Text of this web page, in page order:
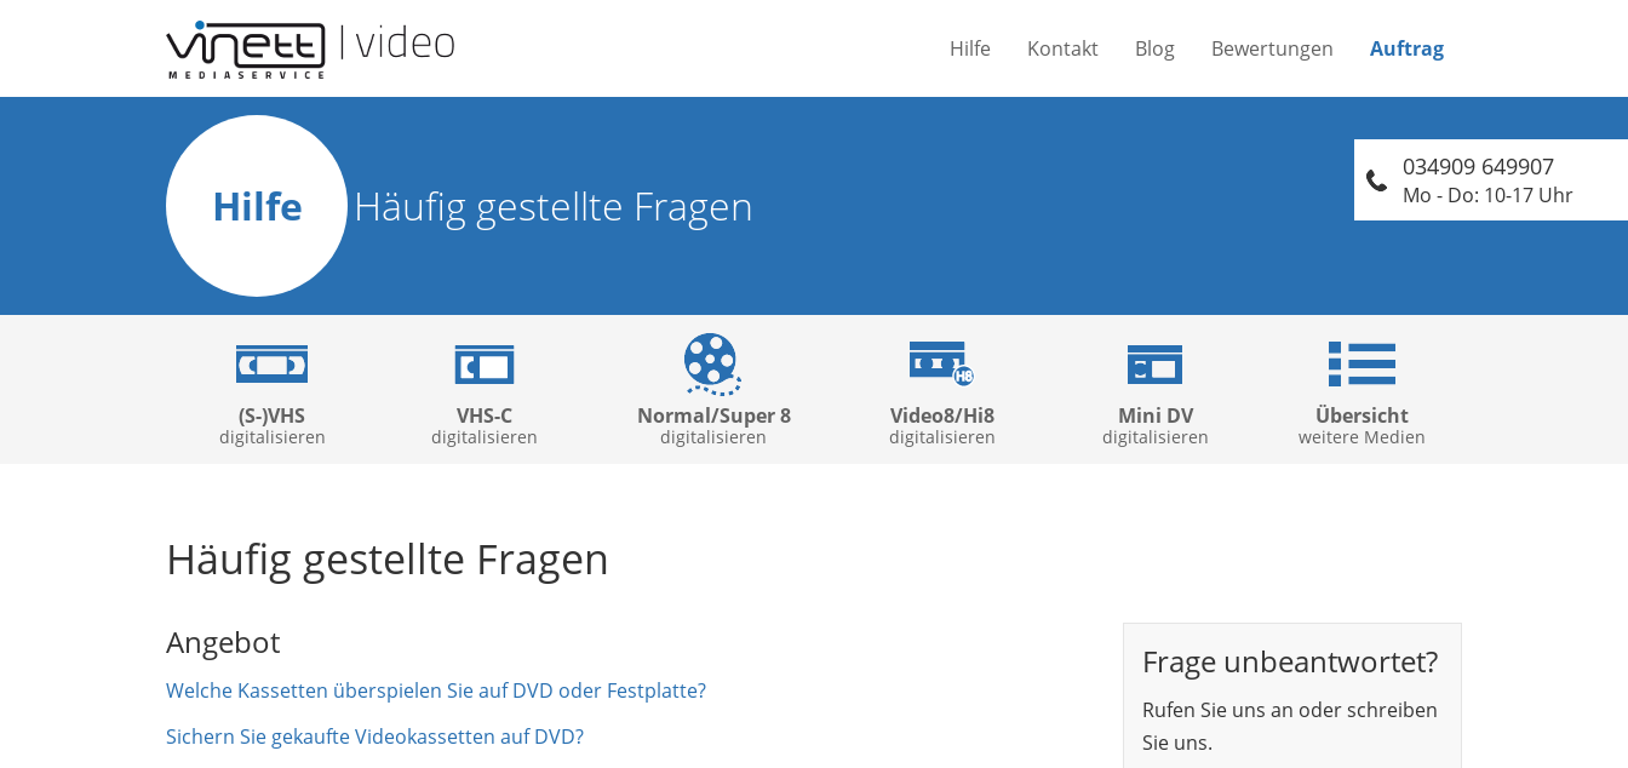
Hilfe Kontakt Blog Bewertungen Auftrag
034909 649907
Mo - Do: 10-17 Uhr
Hilfe Häufig gestellte Fragen
(S-)VHS
digitalisieren
VHS-C
digitalisieren
Normal/Super 8
digitalisieren
Video8/Hi8
digitalisieren
Mini DV
digitalisieren
Übersicht
weitere Medien
Häufig gestellte Fragen
Frage unbeantwortet?
Rufen Sie uns an oder schreiben
Sie uns.
Angebot
Welche Kassetten überspielen Sie auf DVD oder Festplatte?
Sichern Sie gekaufte Videokassetten auf DVD?